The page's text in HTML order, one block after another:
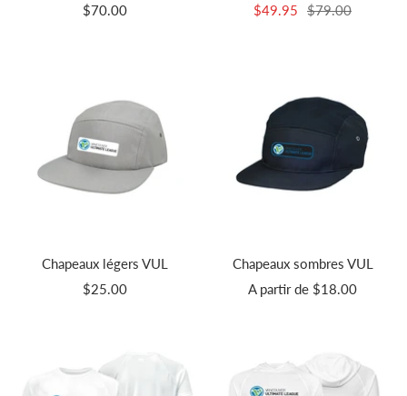
Prix
$70.00
Prix
$49.95
Prix
$79.00
Chapeaux légers VUL
Prix
$25.00
Chapeaux sombres VUL
Prix
A partir de $18.00